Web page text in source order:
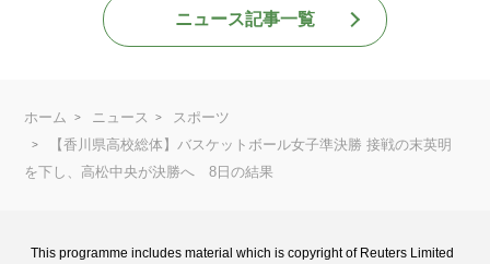
ニュース記事一覧
ホーム ニュース
スポーツ
【香川県高校総体】バスケットボール女子準決勝 接戦の末英明
を下し、高松中央が決勝へ 8日の結果
This programme includes material which is copyright of Reuters Limited